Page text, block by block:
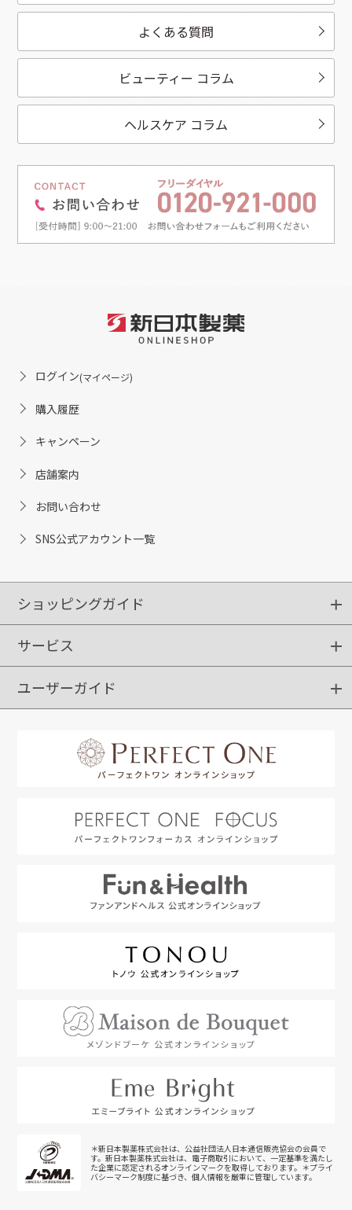
よくある質問
ビューティー コラム
ヘルスケア コラム
ログイン(マイページ)
購入履歴
キャンペーン
店舗案内
お問い合わせ
SNS公式アカウント一覧
ショッピングガイド
ショッピングガイド
ご注文方法
送料・配送
クーポンご利用方法
サービス
定期購入
ポイントサービス
お知らせメール
ユーザーガイド
＊新日本製薬株式会社は、公益社団法人日本通信販売協会の会員で
す。新日本製薬株式会社は、電子商取引において、一定基準を満たし
た企業に認定されるオンラインマークを取得しております。＊プライ
バシーマーク制度に基づき、個人情報を厳重に管理しています。